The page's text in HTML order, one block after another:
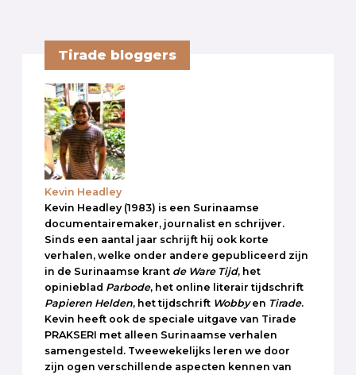
Tirade bloggers
Kevin Headley
Kevin Headley (1983) is een Surinaamse
documentairemaker, journalist en schrijver.
Sinds een aantal jaar schrijft hij ook korte
verhalen, welke onder andere gepubliceerd zijn
in de Surinaamse krant de Ware Tijd, het
opinieblad Parbode, het online literair tijdschrift
Papieren Helden, het tijdschrift Wobbyen Tirade.
Kevin heeft ook de speciale uitgave van Tirade
PRAKSERI met alleen Surinaamse verhalen
samengesteld. Tweewekelijks leren we door
zijn ogen verschillende aspecten kennen van